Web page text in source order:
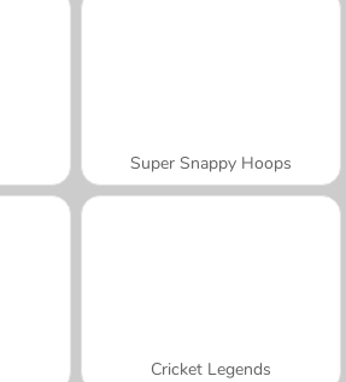
Super Snappy Hoops
Cricket Legends